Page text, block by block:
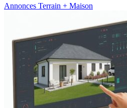
Annonces Terrain + Maison